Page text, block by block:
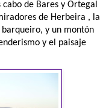
de Bares y Ortegal
de Herbeira , la
y un montón
y el paisaje